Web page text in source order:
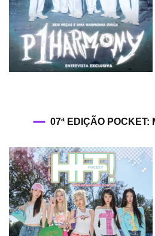
07ª EDIÇÃO POCKET: